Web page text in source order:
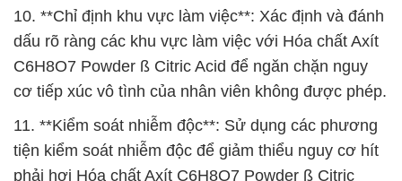
10. **Chỉ định khu vực làm việc**: Xác định và đánh
dấu rõ ràng các khu vực làm việc với Hóa chất Axít
C6H8O7 Powder ß Citric Acid để ngăn chặn nguy
cơ tiếp xúc vô tình của nhân viên không được phép.
11. **Kiểm soát nhiễm độc**: Sử dụng các phương
tiện kiểm soát nhiễm độc để giảm thiểu nguy cơ hít
phải hơi Hóa chất Axít C6H8O7 Powder ß Citric